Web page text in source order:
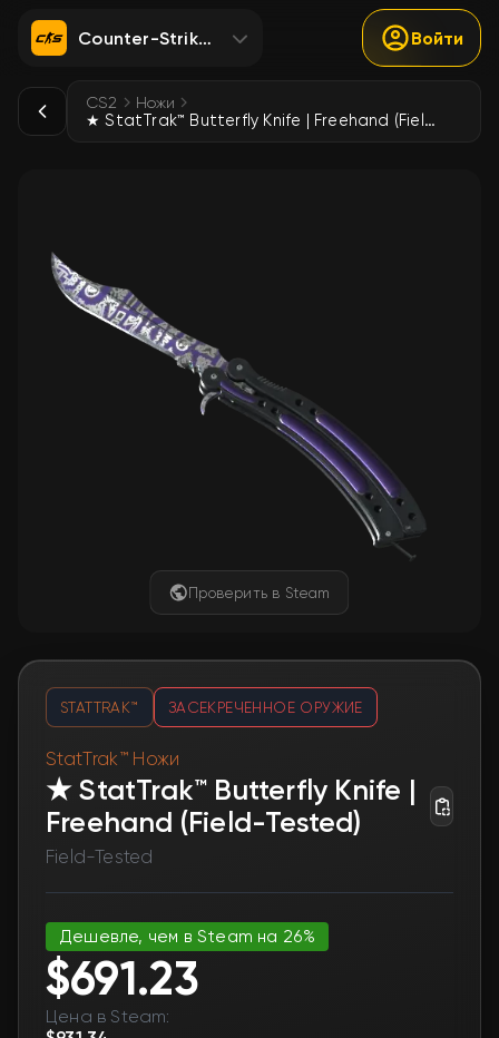
Counter-Strike 2 Войти
CS2 Ножи
★ StatTrak™ Butterfly Knife | Freehand (Field-Tested)
Проверить в Steam
STATTRAK™ ЗАСЕКРЕЧЕННОЕ ОРУЖИЕ
StatTrak™ Ножи
★ StatTrak™ Butterfly Knife |
Freehand (Field-Tested)
Field-Tested
Дешевле, чем в Steam на 26%
$691.23
Цена в Steam: